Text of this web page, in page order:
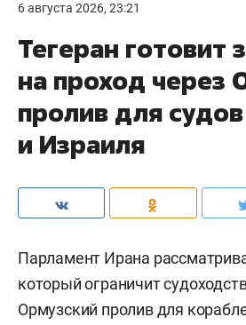
6 августа 2026, 23:21
Тегеран готовит
на проход через
пролив для
и Израиля
Парламент Ирана
который ограничит
Ормузский пролив для